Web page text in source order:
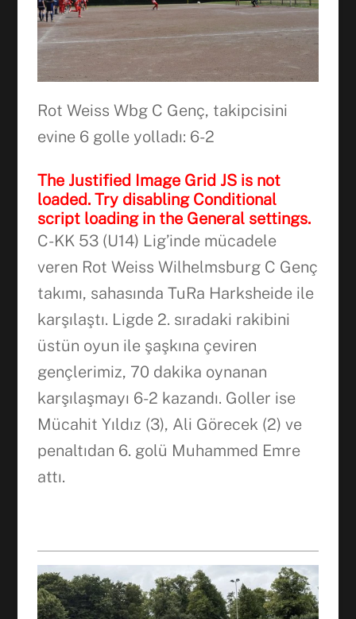
Rot Weiss Wbg C Genç, takipcisini
evine 6 golle yolladı: 6-2
The Justified Image Grid JS is not
loaded. Try disabling Conditional
script loading in the General settings.
C-KK 53 (U14) Lig’inde mücadele
veren Rot Weiss Wilhelmsburg C Genç
takımı, sahasında TuRa Harksheide ile
karşılaştı. Ligde 2. sıradaki rakibini
üstün oyun ile şaşkına çeviren
gençlerimiz, 70 dakika oynanan
karşılaşmayı 6-2 kazandı. Goller ise
Mücahit Yıldız (3), Ali Görecek (2) ve
penaltıdan 6. golü Muhammed Emre
attı.